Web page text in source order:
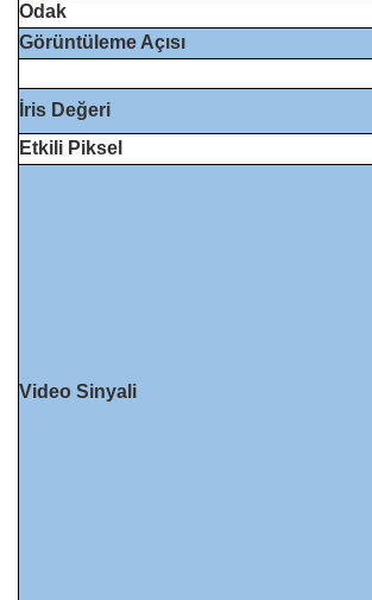
Odak
Görüntüleme Açısı
İris Değeri
Etkili Piksel
Video Sinyali